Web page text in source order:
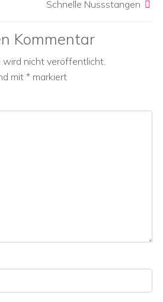
Schnelle Nussstangen
Kommentar
wird nicht veröffentlicht.
mit * markiert